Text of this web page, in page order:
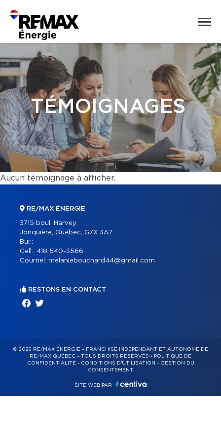
TÉMOIGNAGES
Aucun témoignage à afficher.
RE/MAX ÉNERGIE
3715 boul. Harvey
Jonquière, Québec, G7X 3A7
Bur.:
Cell.: 418 540-3566
Courriel: melaniebouchard44@gmail.com
RESTONS EN CONTACT
© 2026 RE/MAX ÉNERGIE – FRANCHISÉ INDÉPENDANT ET AUTONOME DE
RE/MAX QUÉBEC – TOUS DROITS RÉSERVÉS - POLITIQUE DE
CONFIDENTIALITÉ- CONDITIONS D'UTILISATION - GESTION DU
CONSENTEMENT
SITE WEB PAR